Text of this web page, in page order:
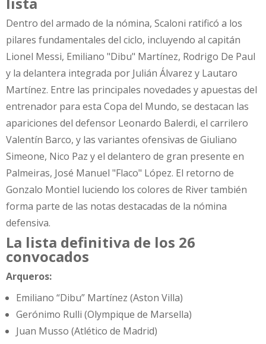
Dentro del armado de la nómina, Scaloni ratificó a los
pilares fundamentales del ciclo, incluyendo al capitán
Lionel Messi, Emiliano "Dibu" Martínez, Rodrigo De Paul
y la delantera integrada por Julián Álvarez y Lautaro
Martínez. Entre las principales novedades y apuestas del
entrenador para esta Copa del Mundo, se destacan las
apariciones del defensor Leonardo Balerdi, el carrilero
Valentín Barco, y las variantes ofensivas de Giuliano
Simeone, Nico Paz y el delantero de gran presente en
Palmeiras, José Manuel "Flaco" López. El retorno de
Gonzalo Montiel luciendo los colores de River también
forma parte de las notas destacadas de la nómina
defensiva.
La lista definitiva de los 26
convocados
Arqueros:
Emiliano “Dibu” Martínez (Aston Villa)
Gerónimo Rulli (Olympique de Marsella)
Juan Musso (Atlético de Madrid)